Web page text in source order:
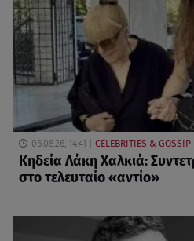
06.08.26, 14:41 CELEBRITIES &
Κηδεία Λάκη Χαλκιά:
στο τελευταίο «αντίο»